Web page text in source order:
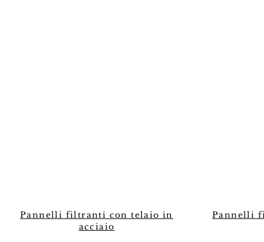
Pannelli filtranti con telaio in
acciaio
Pannelli